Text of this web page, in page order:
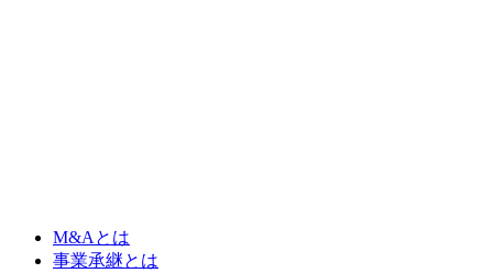
M&Aとは
事業承継とは